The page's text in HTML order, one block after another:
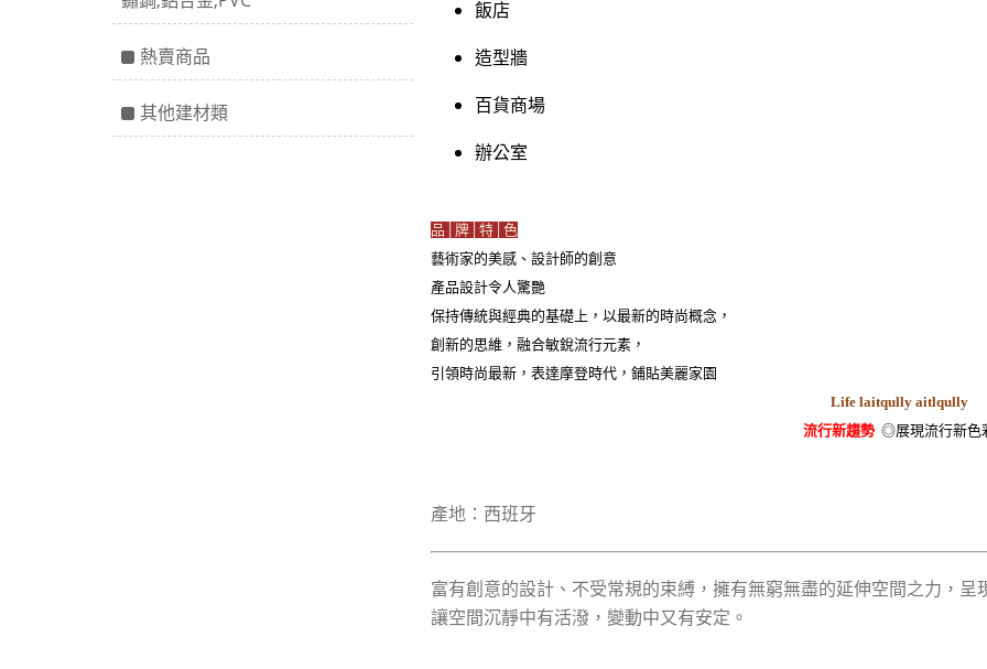
熱賣商品
其他建材類
飯店
造型牆
百貨商場
辦公室
品│牌│特│色
藝術家的美感、設計師的創意
產品設計令人驚艷
保持傳統與經典的基礎上，以最新的時尚概念，
創新的思維，融合敏銳流行元素，
引領時尚最新，表達摩登時代，鋪貼美麗家園
Life laitqully aitlqully
流行新趨勢 ◎展現流行新色
產地：西班牙
富有創意的設計、不受常規的束縛，擁有無窮無盡的延伸空間之力，呈
讓空間沉靜中有活潑，變動中又有安定。